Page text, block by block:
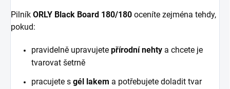
Pilník ORLY Black Board 180/180 oceníte zejména tehdy,
pokud:
pravidelně upravujete přírodní nehty a chcete je
tvarovat šetrně
pracujete s gél lakem a potřebujete doladit tvar